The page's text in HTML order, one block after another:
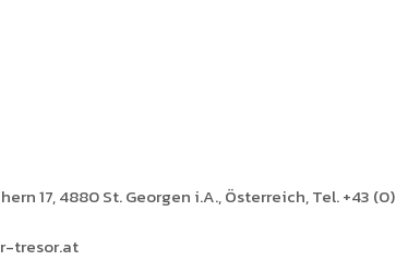
17, 4880 St. Georgen i.A., Österreich, Tel. +43 (0)
tresor.at